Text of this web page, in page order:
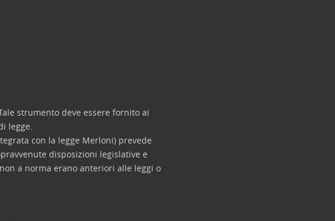
strumento deve essere fornito ai
legge.
con la legge Merloni) prevede
disposizioni legislative e
a norma erano anteriori alle leggi o